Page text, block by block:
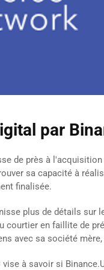
par
de près à
sa capacité à
finalisée.
plus de détails
courtier en faillite de
avec sa société
à savoir si